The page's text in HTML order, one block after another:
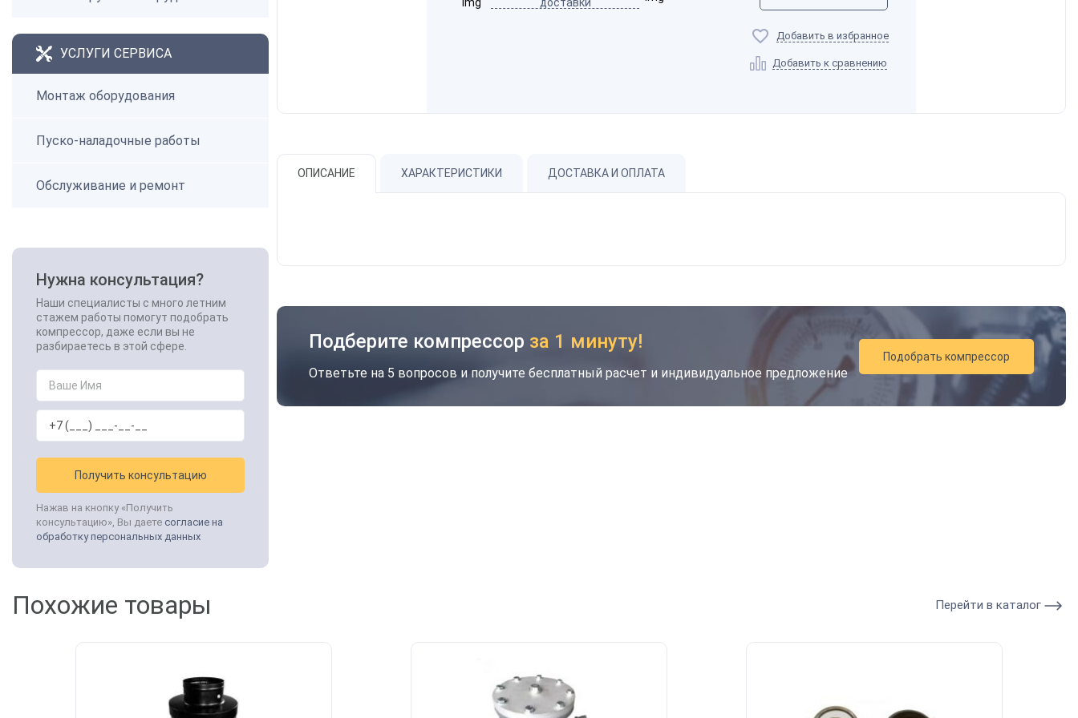
УСЛУГИ СЕРВИСА
Монтаж оборудования
Пуско-наладочные работы
Обслуживание и ремонт
Нужна консультация?
Наши специалисты с много летним
стажем работы помогут подобрать
компрессор, даже если вы не
разбираетесь в этой сфере.
Получить консультацию
Нажав на кнопку «Получить
консультацию», Вы даете согласие на
обработку персональных данных
Добавить в избранное
Добавить к сравнению
ОПИСАНИЕ ХАРАКТЕРИСТИКИ ДОСТАВКА И ОПЛАТА
Подберите компрессор за 1 минуту!
Ответьте на 5 вопросов и получите бесплатный расчет и индивидуальное предложение
Подобрать компрессор
Похожие товары Перейти в каталог